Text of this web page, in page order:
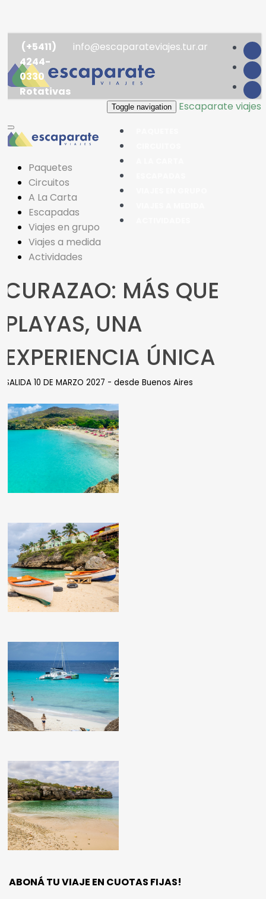
(+5411)
4244-
0330
Rotativas
info@escaparateviajes.tur.ar
Toggle navigation Escaparate viajes
Paquetes
Circuitos
A La Carta
Escapadas
Viajes en grupo
Viajes a medida
Actividades
MÁS QUE
UNA
ÚNICA
10 DE MARZO 2027 - desde Buenos Aires
TU VIAJE EN CUOTAS FIJAS!